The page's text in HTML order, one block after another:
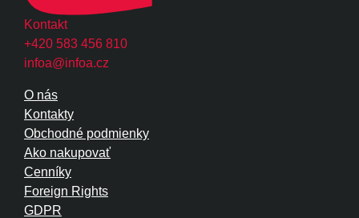
Kontakt
+420 583 456 810
infoa@infoa.cz
O nás
Kontakty
Obchodné podmienky
Ako nakupovať
Cenníky
Foreign Rights
GDPR